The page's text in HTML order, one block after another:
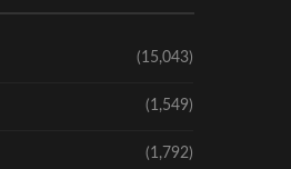
(15,043)
(1,549)
(1,792)